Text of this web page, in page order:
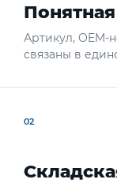
Артикул,
связаны в
02